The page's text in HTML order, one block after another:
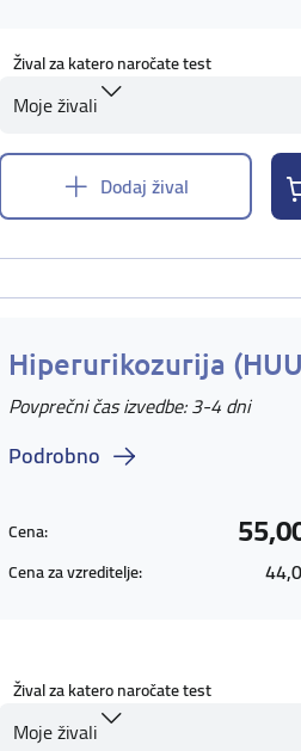
Žival za katero naročate test
Moje živali
Dodaj žival
Hiperurikozurija
Povprečni čas izvedbe: 3-4 dni
Podrobno
Cena:
Cena za vzreditelje:
Žival za katero naročate test
Moje živali